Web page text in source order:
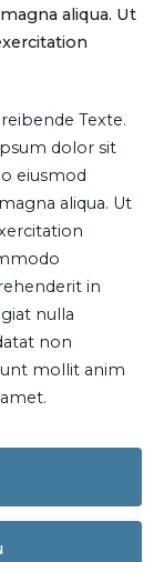
aliqua. Ut
Texte.
dolor sit
eiusmod
aliqua. Ut
in
nulla
non
mollit anim